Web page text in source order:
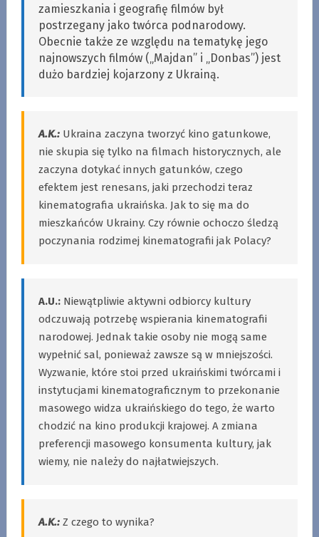
zamieszkania i geografię filmów był
postrzegany jako twórca podnarodowy.
Obecnie także ze względu na tematykę jego
najnowszych filmów („Majdan” i „Donbas”) jest
dużo bardziej kojarzony z Ukrainą.
A.K.: Ukraina zaczyna tworzyć kino gatunkowe,
nie skupia się tylko na filmach historycznych, ale
zaczyna dotykać innych gatunków, czego
efektem jest renesans, jaki przechodzi teraz
kinematografia ukraińska. Jak to się ma do
mieszkańców Ukrainy. Czy równie ochoczo śledzą
poczynania rodzimej kinematografii jak Polacy?
A.U.: Niewątpliwie aktywni odbiorcy kultury
odczuwają potrzebę wspierania kinematografii
narodowej. Jednak takie osoby nie mogą same
wypełnić sal, ponieważ zawsze są w mniejszości.
Wyzwanie, które stoi przed ukraińskimi twórcami i
instytucjami kinematograficznym to przekonanie
masowego widza ukraińskiego do tego, że warto
chodzić na kino produkcji krajowej. A zmiana
preferencji masowego konsumenta kultury, jak
wiemy, nie należy do najłatwiejszych.
A.K.: Z czego to wynika?